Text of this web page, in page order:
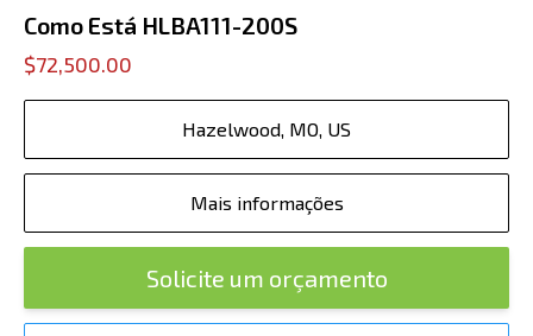
Como Está HLBA111-200S
$72,500.00
Hazelwood, MO, US
Mais informações
Solicite um orçamento